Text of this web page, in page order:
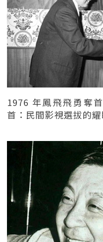
1976 年鳳飛飛勇奪
首：民間影視選拔的